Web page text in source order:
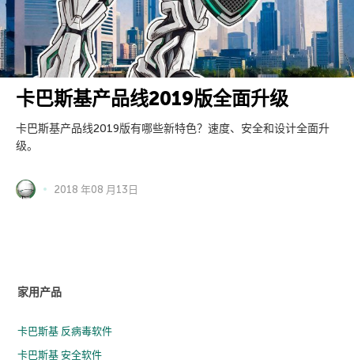
卡巴斯基产品线2019版全面升级
卡巴斯基产品线2019版有哪些新特色？速度、安全和设计全面升
级。
2018 年08 月13日
家用产品
卡巴斯基 反病毒软件
卡巴斯基 安全软件